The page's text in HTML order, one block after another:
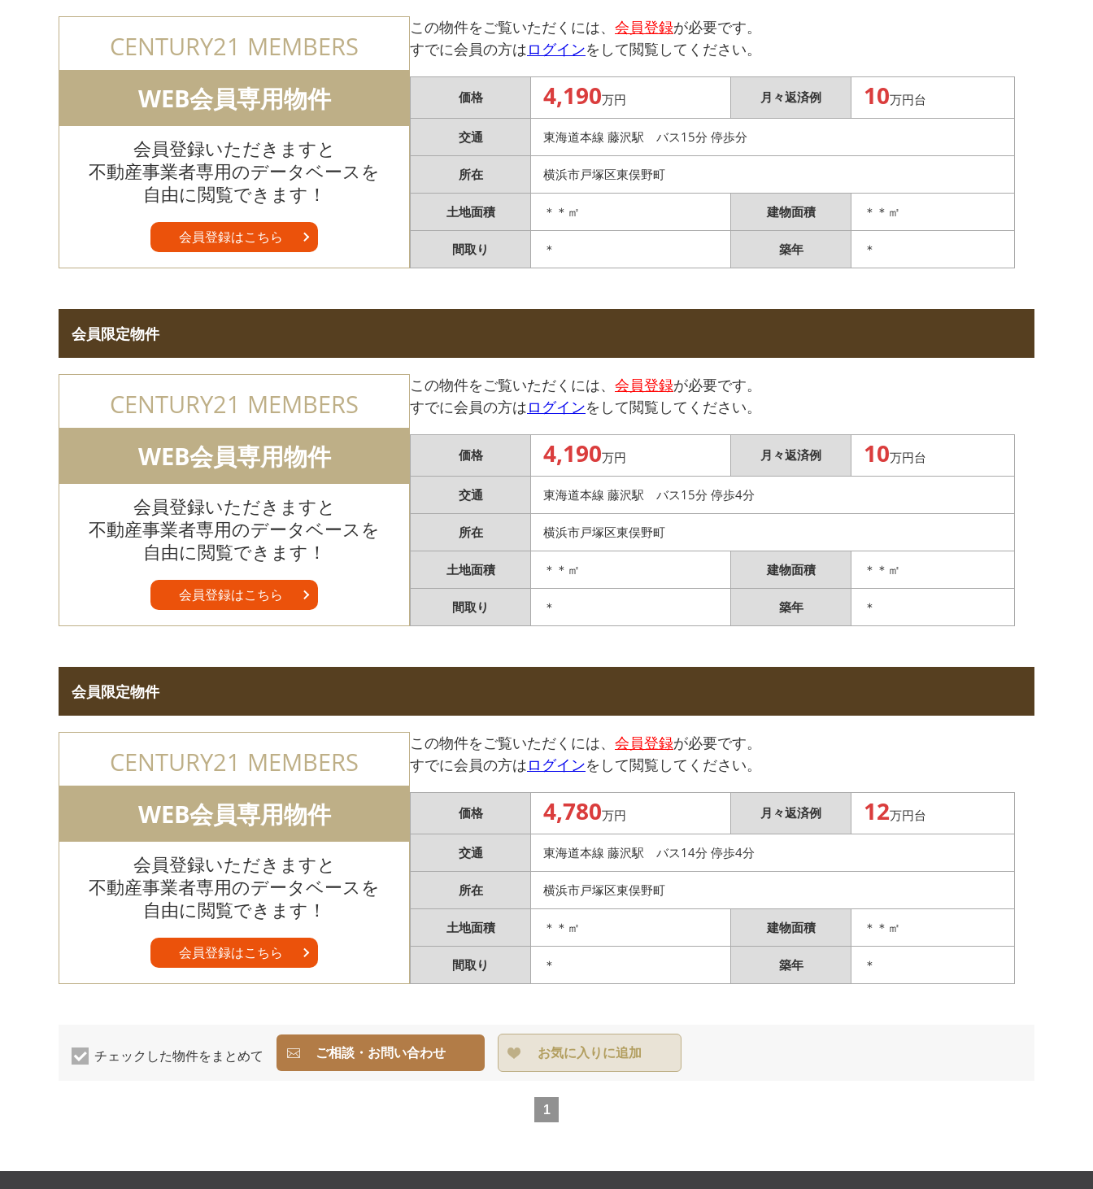
CENTURY21 MEMBERS
WEB会員専用物件
会員登録いただきますと
不動産事業者専用のデータベースを
自由に閲覧できます！
会員登録はこちら
この物件をご覧いただくには、 会員登録が必要です。
すでに会員の方はログインをして閲覧してください。
価格 4,190万円 月々返済例 10万円台
交通 東海道本線 藤沢駅 バス15分 停歩分
所在 横浜市戸塚区東俣野町
土地面積 ＊＊㎡ 建物面積 ＊＊㎡
間取り ＊ 築年 ＊
会員限定物件
CENTURY21 MEMBERS
WEB会員専用物件
会員登録いただきますと
不動産事業者専用のデータベースを
自由に閲覧できます！
会員登録はこちら
この物件をご覧いただくには、 会員登録が必要です。
すでに会員の方はログインをして閲覧してください。
価格 4,190万円 月々返済例 10万円台
交通 東海道本線 藤沢駅 バス15分 停歩4分
所在 横浜市戸塚区東俣野町
土地面積 ＊＊㎡ 建物面積 ＊＊㎡
間取り ＊ 築年 ＊
会員限定物件
CENTURY21 MEMBERS
WEB会員専用物件
会員登録いただきますと
不動産事業者専用のデータベースを
自由に閲覧できます！
会員登録はこちら
この物件をご覧いただくには、 会員登録が必要です。
すでに会員の方はログインをして閲覧してください。
価格 4,780万円 月々返済例 12万円台
交通 東海道本線 藤沢駅 バス14分 停歩4分
所在 横浜市戸塚区東俣野町
土地面積 ＊＊㎡ 建物面積 ＊＊㎡
間取り ＊ 築年 ＊
チェックした物件をまとめて ご相談・お問い合わせ お気に入りに追加
1